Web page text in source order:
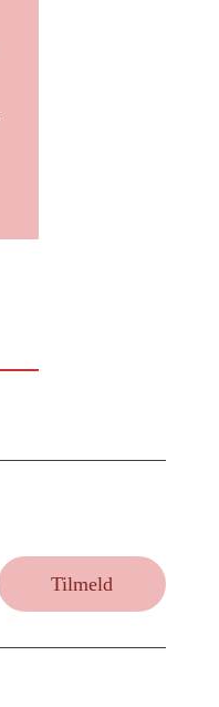
Tilmeld